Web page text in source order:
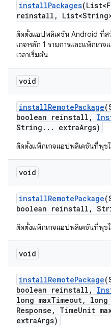
installPackages
reinstall ,
ติดตั้งแอปพลิเคชัน Android ที่ส
เกจหลัก 1 รายการและแพ็กเก
เวลาเริ่มต้น
void
installRemotePackage
boolean reinstall ,
String . . . extraArgs)
ติดตั้งแพ็กเกจแอปพลิเคชันที่พุช
void
installRemotePackage
boolean reinstall ,
ติดตั้งแพ็กเกจแอปพลิเคชันที่พุช
void
installRemotePackage
boolean reinstall ,
long maxTimeout, long
Response , TimeUnit
extraArgs)